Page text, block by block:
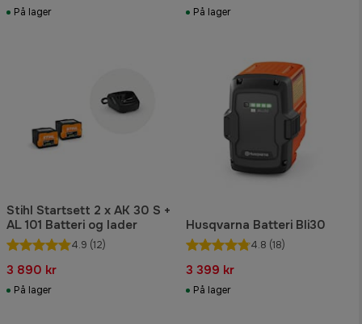
På lager
På lager
Stihl Startsett 2 x AK 30 S +
AL 101 Batteri og lader
4.9 (12)
3 890 kr
På lager
Husqvarna Batteri Bli30
4.8 (18)
3 399 kr
På lager